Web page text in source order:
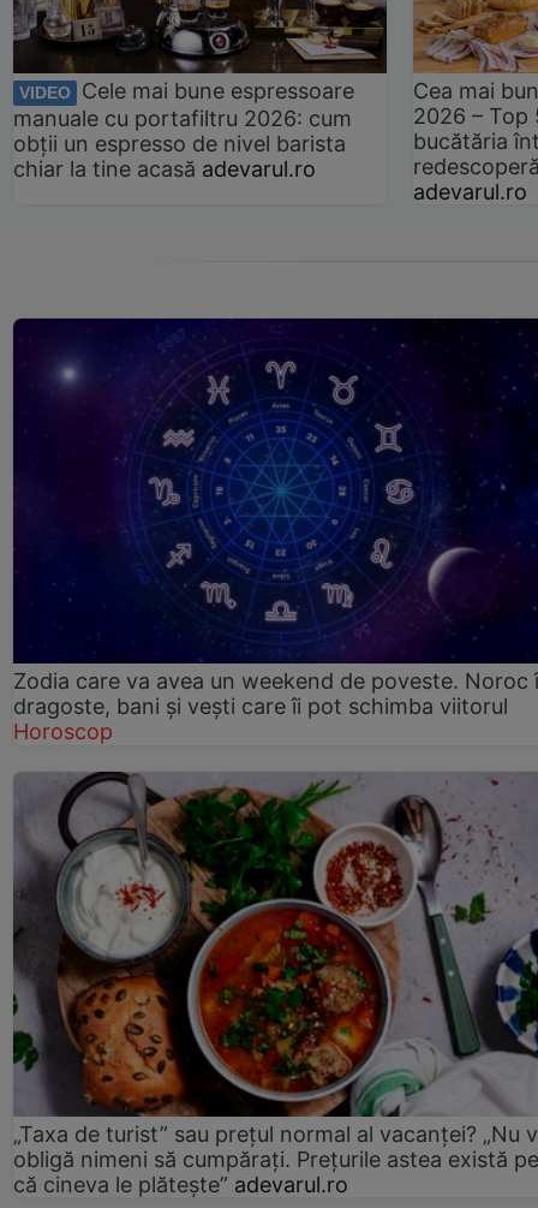
VIDEO
Cele mai bune espressoare
manuale cu portafiltru 2026: cum
obții un espresso de nivel barista
chiar la tine acasă adevarul.ro
Cea mai
2026 –
bucătăria
adevarul.ro
Zodia care va avea un weekend de poveste. Noroc
dragoste, bani și vești care îi pot schimba viitorul
Horoscop
„Taxa de turist” sau prețul normal al vacanței? „Nu
obligă nimeni să cumpărați. Prețurile astea există
că cineva le plătește” adevarul.ro